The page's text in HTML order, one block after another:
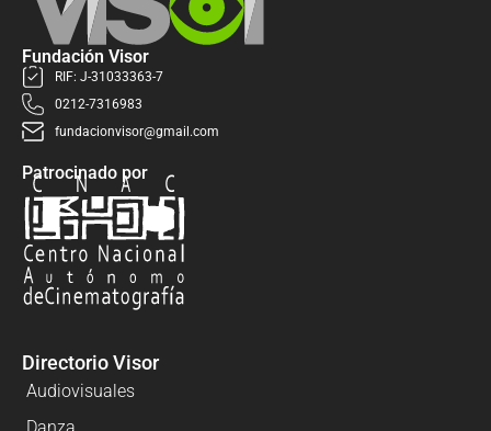
Fundación Visor
RIF: J-31033363-7
0212-7316983
fundacionvisor@gmail.com
Patrocinado por
Directorio Visor
Audiovisuales